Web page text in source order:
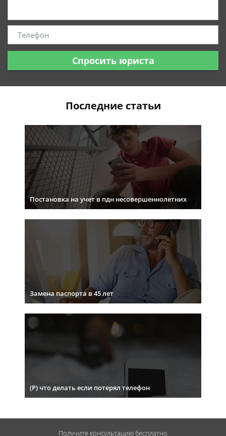
Спросить юриста
Последние статьи
Постановка на учет в пдн несовершеннолетних
Замена паспорта в 45 лет
(Р) что делать если потерял телефон
Получите консультациюбесплатно